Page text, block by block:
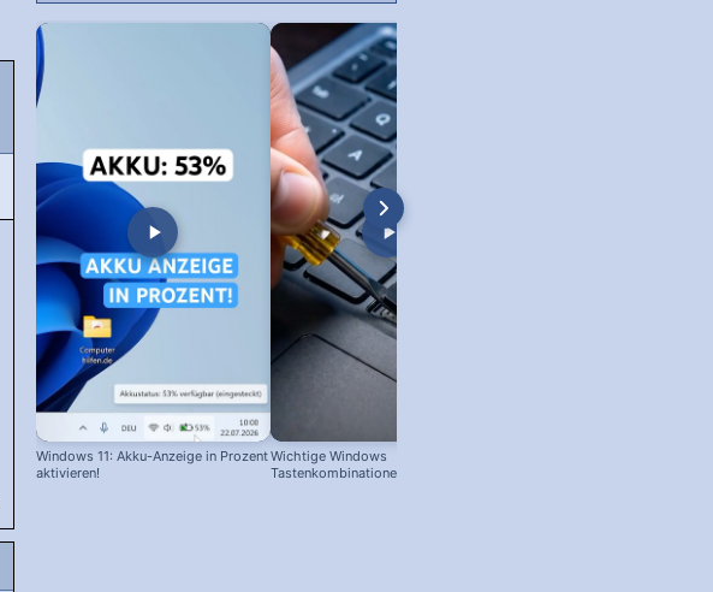
Windows 11: Akku-Anzeige in Prozent
aktivieren!
Wichtige Windows
Tastenkombinationen zum